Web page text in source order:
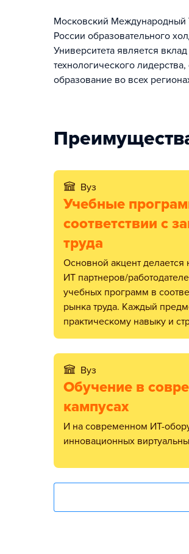
Московский Международный
России образовательного
Университета является
технологического
образование во всех
Вуз
Учебные
соответствии с
труда
Основной акцент делается на практике, вовлечении
ИТ партнеров/
учебных программ в
рынка труда. Каждый
практическому навыку и
Вуз
Обучение в
кампусах
и на современном ИТ-оборудовании, в
инновационных